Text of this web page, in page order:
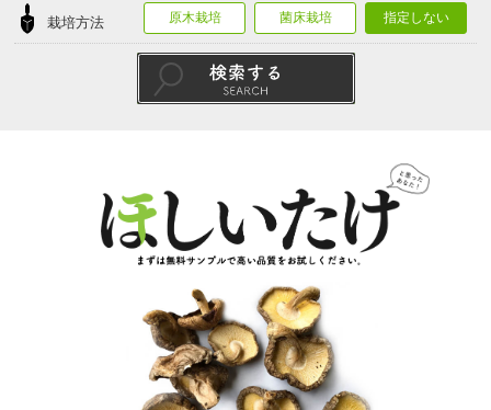
栽培方法 原木栽培 菌床栽培 指定しない